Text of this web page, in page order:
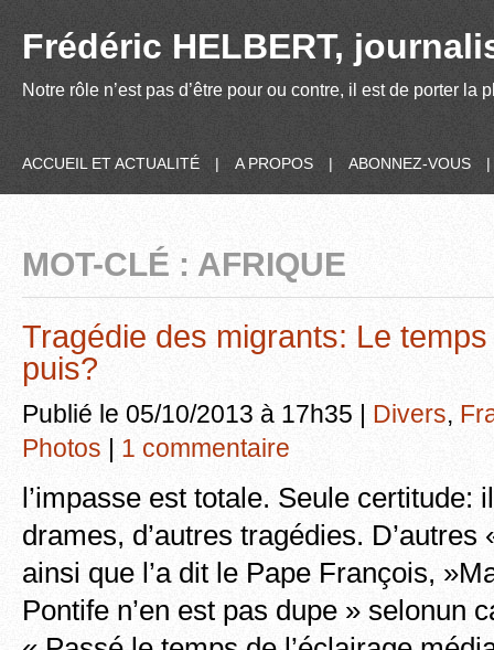
Frédéric HELBERT,
Notre rôle n’est pas d’être pour ou contre, il est de porter
ACCUEIL ET ACTUALITÉ | A PROPOS | ABONNEZ-VOUS |
MOT-CLÉ : AFRIQUE
Tragédie des migrants: Le temps
puis?
Publié le 05/10/2013 à 17h35 | Divers,
Photos | 1 commentaire
l’impasse est totale. Seule certitude:
drames, d’autres tragédies.
ainsi que l’a dit le Pape François,
Pontife n’en est pas dupe » selonun